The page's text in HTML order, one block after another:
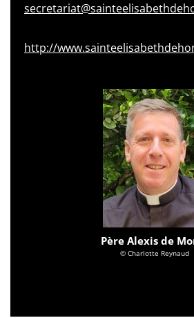
http://
Père Alexis de
© Charlotte Reynaud